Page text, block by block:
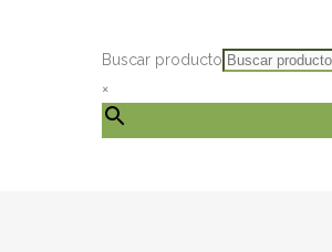
Buscar producto
×